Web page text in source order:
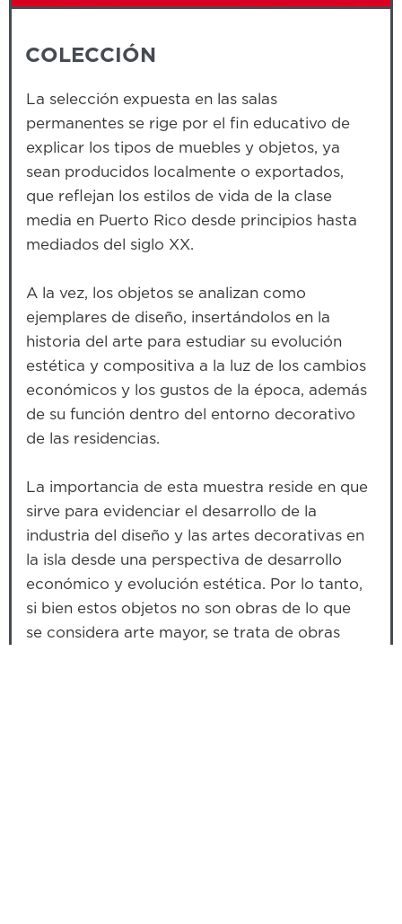
COLECCIÓN
La selección expuesta en las salas
permanentes se rige por el fin educativo de
explicar los tipos de muebles y objetos, ya
sean producidos localmente o exportados,
que reflejan los estilos de vida de la clase
media en Puerto Rico desde principios hasta
mediados del siglo XX.
A la vez, los objetos se analizan como
ejemplares de diseño, insertándolos en la
historia del arte para estudiar su evolución
estética y compositiva a la luz de los cambios
económicos y los gustos de la época, además
de su función dentro del entorno decorativo
de las residencias.
La importancia de esta muestra reside en que
sirve para evidenciar el desarrollo de la
industria del diseño y las artes decorativas en
la isla desde una perspectiva de desarrollo
económico y evolución estética. Por lo tanto,
si bien estos objetos no son obras de lo que
se considera arte mayor, se trata de obras